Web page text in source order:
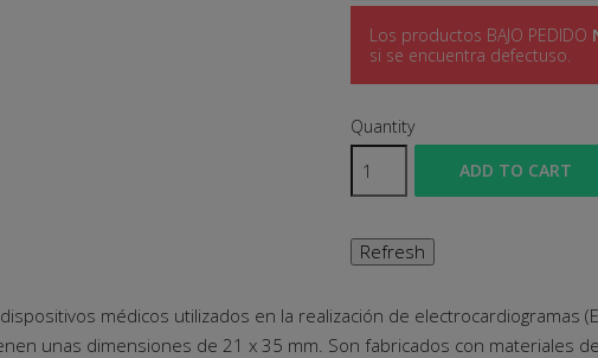
Los productos BAJO PEDIDO
si se encuentra defectuso.
Quantity
ADD TO CART
médicos utilizados en la realización de electrocardiogramas
unas dimensiones de 21 x 35 mm. Son fabricados con materiales